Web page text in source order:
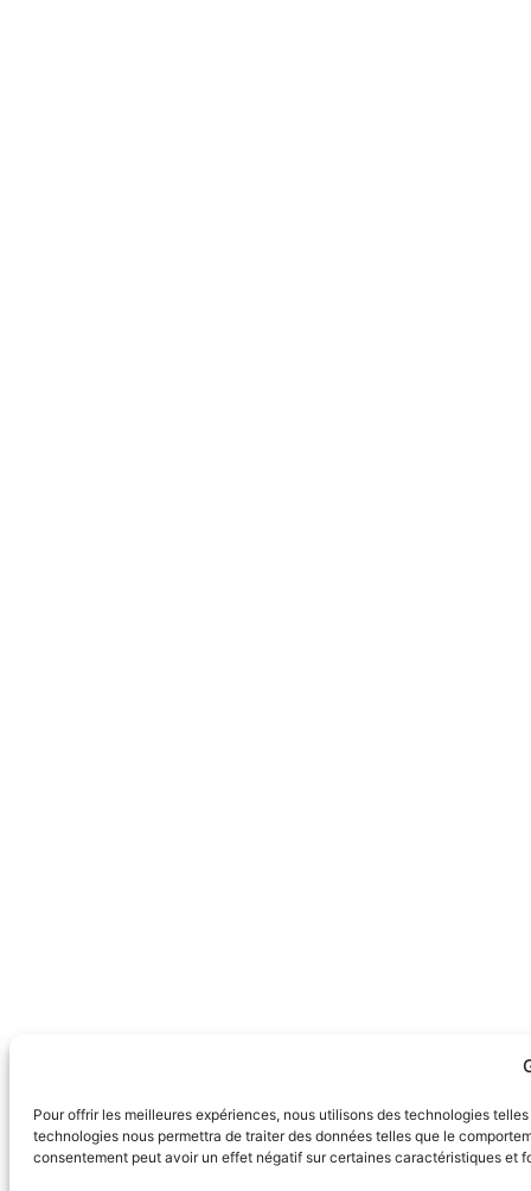
Pour offrir les meilleures expériences, nous utilisons des technologies
technologies nous permettra de traiter des données telles que le
consentement peut avoir un effet négatif sur certaines caractéristiques et